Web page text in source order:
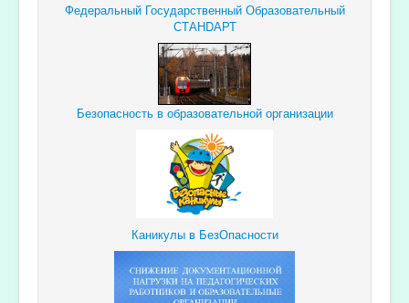
Федеральный Государственный Образовательный
СТАНDАРТ
Безопасность в образовательной организации
Каникулы в БезОпасности